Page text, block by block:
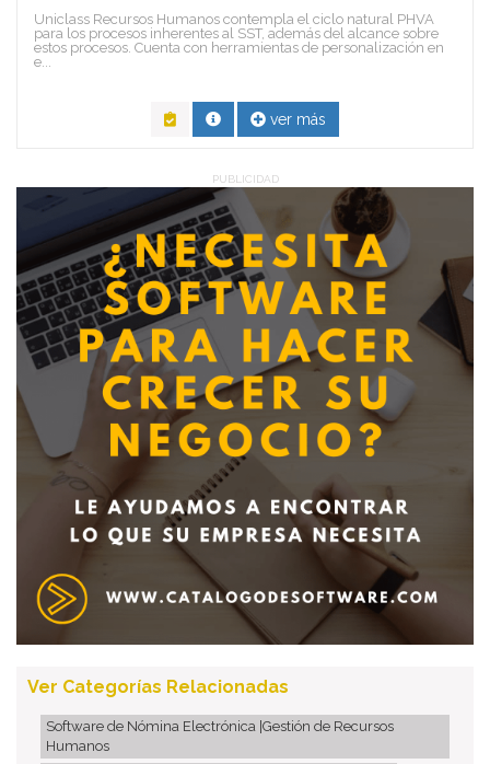
Uniclass Recursos Humanos contempla el ciclo natural PHVA
para los procesos inherentes al SST, además del alcance sobre
estos procesos. Cuenta con herramientas de personalización en
e...
ver más
PUBLICIDAD
Ver Categorías Relacionadas
Software de Nómina Electrónica |Gestión de Recursos
Humanos